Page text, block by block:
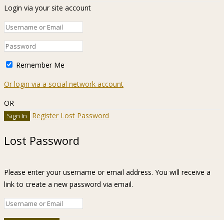
Login via your site account
Remember Me
Or login via a social network account
OR
Register Lost Password
Lost Password
Please enter your username or email address. You will receive a
link to create a new password via email.